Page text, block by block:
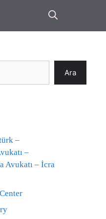
Ara
–
–
Avukatı – İcra